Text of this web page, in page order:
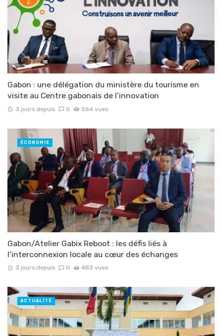
Gabon : une délégation du ministère du tourisme en
visite au Centre gabonais de l’innovation
3 jours depuis 0 554 vues
Gabon/Atelier Gabix Reboot : les défis liés à
l’interconnexion locale au cœur des échanges
3 jours depuis 0 483 vues
ÉCONOMIE
ACTUALITÉ